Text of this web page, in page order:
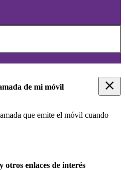
de mi móvil
que emite el móvil cuando
otros enlaces de interés